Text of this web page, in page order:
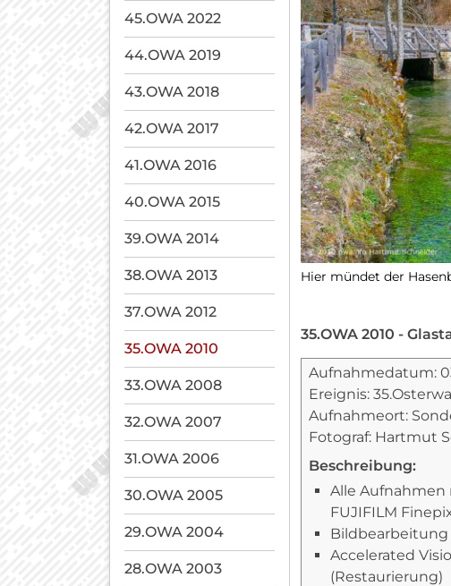
Hier mündet der
35.OWA 2010 -
Aufnahmedatum:
Ereignis:
Aufnahmeort:
Fotograf: Hartmut
Beschreibung:
Alle Aufnahmen
FUJIFILM
Bildbearbeitung
Accelerated
(Restaurierung)
45.OWA 2022
44.OWA 2019
43.OWA 2018
42.OWA 2017
41.OWA 2016
40.OWA 2015
39.OWA 2014
38.OWA 2013
37.OWA 2012
35.OWA 2010
33.OWA 2008
32.OWA 2007
31.OWA 2006
30.OWA 2005
29.OWA 2004
28.OWA 2003